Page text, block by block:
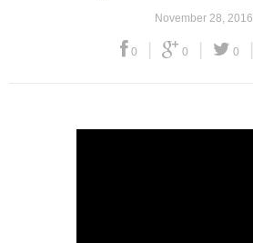
November 28, 2016
0 0 0